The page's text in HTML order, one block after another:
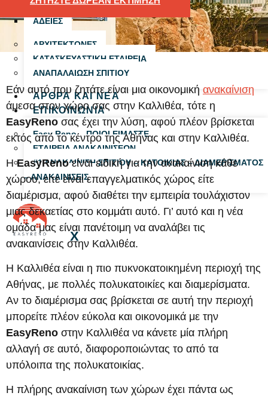
ΑΔΕΙΕΣ
ΑΡΧΙΤΕΚΤΟΝΕΣ
ΚΑΤΑΣΚΕΥΑΣΤΙΚΗ ΕΤΑΙΡΕΙΑ
ΑΝΑΠΑΛΑΙΩΣΗ ΣΠΙΤΙΟΥ
ΑΡΘΡΑ ΚΑΙ ΝΕΑ
ΕΠΙΚΟΙΝΩΝΙΑ
Easy Reno – ΠΟΙΟΙ ΕΙΜΑΣΤΕ
ΕΤΑΙΡΕΙΑ ΑΝΑΚΑΙΝΙΣΕΩΝ
#1 ΑΝΑΚΑΙΝΙΣΗ ΣΠΙΤΙΟΥ – ΚΑΤΟΙΚΙΑΣ – ΔΙΑΜΕΡΙΣΜΑΤΟΣ
– ΑΝΑΚΑΙΝΙΣΕΙΣ
X
Εάν αυτό που ζητάτε είναι μια οικονομική ανακαίνιση
άμεσα στον χώρο σας στην Καλλιθέα, τότε η
EasyReno σας έχει την λύση, αφού πλέον βρίσκεται
εκτός από το κέντρο της Αθήνας και στην Καλλιθέα.
ΗEasyRenoείναι ειδική για την ανακαίνιση κάθε
χώρου, είτε είναι επαγγελματικός χώρος είτε
διαμέρισμα, αφού διαθέτει την εμπειρία τουλάχιστον
μιας δεκαετίας στο κομμάτι αυτό. Γι’ αυτό και η νέα
ομάδα μας είναι πανέτοιμη να αναλάβει τις
ανακαινίσεις στην Καλλιθέα.
Η Καλλιθέα είναι η πιο πυκνοκατοικημένη περιοχή της
Αθήνας, με πολλές πολυκατοικίες και διαμερίσματα.
Αν το διαμέρισμα σας βρίσκεται σε αυτή την περιοχή
μπορείτε πλέον εύκολα και οικονομικά με την
EasyReno στην Καλλιθέα να κάνετε μία πλήρη
αλλαγή σε αυτό, διαφοροποιώντας το από τα
υπόλοιπα της πολυκατοικίας.
Η πλήρης ανακαίνιση των χώρων έχει πάντα ως